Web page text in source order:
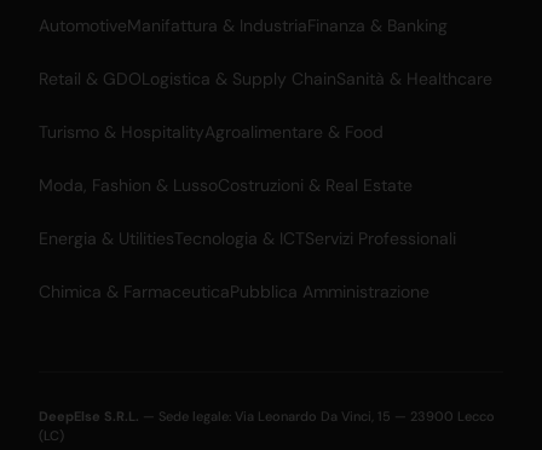
AutomotiveManifattura & IndustriaFinanza & Banking
Retail & GDOLogistica & Supply ChainSanità & Healthcare
Turismo & HospitalityAgroalimentare & Food
Moda, Fashion & LussoCostruzioni & Real Estate
Energia & UtilitiesTecnologia & ICTServizi Professionali
Chimica & FarmaceuticaPubblica Amministrazione
DeepElse S.R.L. — Sede legale: Via Leonardo Da Vinci, 15 — 23900 Lecco
(LC)